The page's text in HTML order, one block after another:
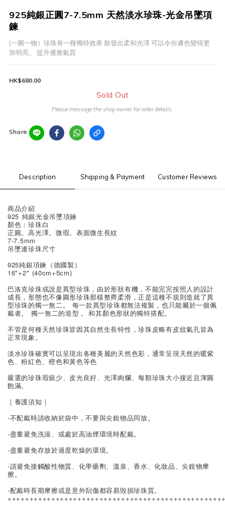
925純銀正圓7-7.5mm 天然淡水珍珠-光金吊墜項
鍊
(一圖一物）珍珠有一種獨特效果 散發出柔和光澤 可以令你膚色變得更
加明亮。 提升優雅氣質
HK$680.00
Sold Out
Please message the shop owner for order details.
Share
Description Shipping & Payment Customer Reviews
商品介紹
925 純銀光金吊墜項鍊
顏色：珍珠白
正圓。高光澤。微瑕。表面微生長紋
7-7.5mm
吊墜連珍珠尺寸
925純銀項鍊（德國製）
16"+2" (40cm+5cm)
巴洛克珍珠或說是異型珍珠，由於形狀有機，不能完完按照人的設計
成長，形態也不像圓形珍珠那樣整齊柔滑，正是這種不規則造就了異
型珍珠的獨一無二。 每一款異型珍珠都無法複製，也只能屬於一個佩
戴者。 獨一無二的造型， 和其顏色形狀的獨特搭配。
不管是何種天然珍珠皆因其自然生長特性，珍珠皮略有皮紋氣孔皆為
正常現象。
淡水珍珠確實可以呈現出各種美麗的天然色彩，通常呈現天然的暖紫
色、粉紅色、橙色和黃色等色
嚴選的珍珠瑕疵少、皮光良好、光澤絢爛、每顆珍珠大小接近且渾圓
飽滿。
｜養護須知｜
-不配戴時請收納於袋中，不要與尖銳物品同放。
-盡量避免洗澡、或處於高油煙環境時配戴。
-盡量避免存放於過度乾燥的環境。
-請避免接觸酸性物質、化學藥劑、溫泉、香水、化妝品、尖銳物摩
擦。
-配戴時長期摩擦或是意外刮傷都容易毀損珍珠質。